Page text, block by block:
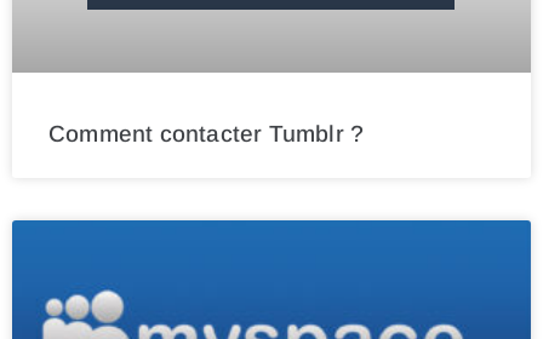
Comment contacter Tumblr ?